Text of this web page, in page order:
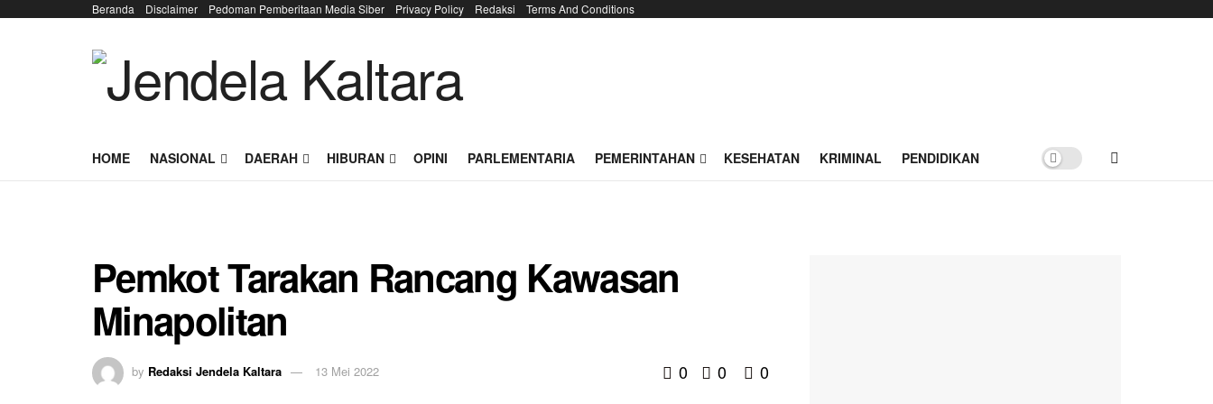
Beranda Disclaimer Pedoman Pemberitaan Media Siber Privacy Policy Redaksi Terms And Conditions
HOME NASIONAL DAERAH HIBURAN OPINI PARLEMENTARIA PEMERINTAHAN KESEHATAN KRIMINAL PENDIDIKAN
Pemkot Tarakan Rancang Kawasan
Minapolitan
by Redaksi Jendela Kaltara 13 Mei 2022 0 0 0